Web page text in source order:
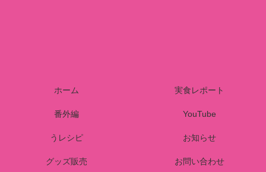
ホーム 実食レポート
番外編 YouTube
うレシピ お知らせ
グッズ販売 お問い合わせ